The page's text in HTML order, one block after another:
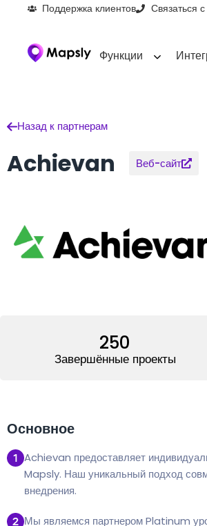
Поддержка клиентов Связаться
Функции
Назад к партнерам
Achievan Веб-сайт
250
Завершённые проекты
Основное
Achievan предоставляет
Mapsly. Наш уникальный подход
внедрения.
Мы являемся партнером Platinum